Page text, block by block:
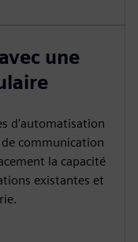
une
d'automatisation
communication
la capacité
existantes et